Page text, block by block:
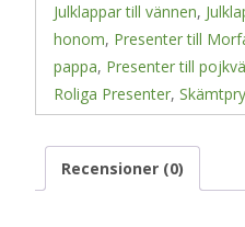
Julklappar till vännen,
honom, Presenter till
pappa, Presenter till
Roliga Presenter,
Recensioner (0)